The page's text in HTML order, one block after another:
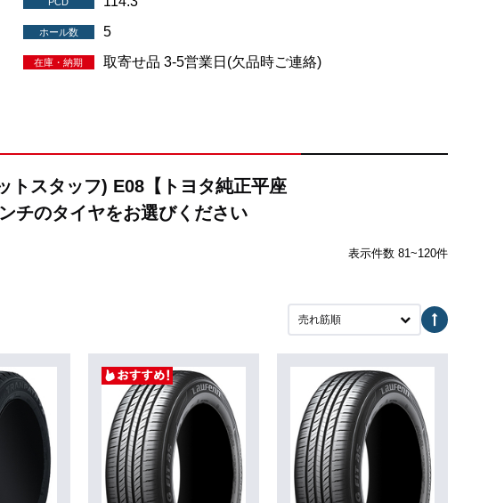
ホール数 5
在庫・納期 取寄せ品 3-5営業日(欠品時ご連絡)
トスタッフ) E08【トヨタ純正平座
チのタイヤをお選びください
表示件数 81~120件
売れ筋順